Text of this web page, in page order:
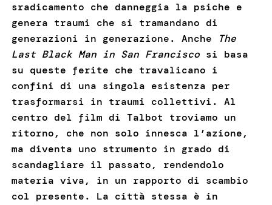
sradicamento che danneggia la psiche e
genera traumi che si tramandano di
generazioni in generazione. Anche
The
Last Black Man in San Francisco si basa
su queste ferite che travalicano i
confini di una singola esistenza per
trasformarsi in traumi collettivi.
Al
centro del film di Talbot troviamo un
ritorno, che non solo innesca l’azione,
ma diventa uno strumento in grado di
scandagliare il passato, rendendolo
materia viva, in un rapporto di scambio
col presente. La città stessa è in